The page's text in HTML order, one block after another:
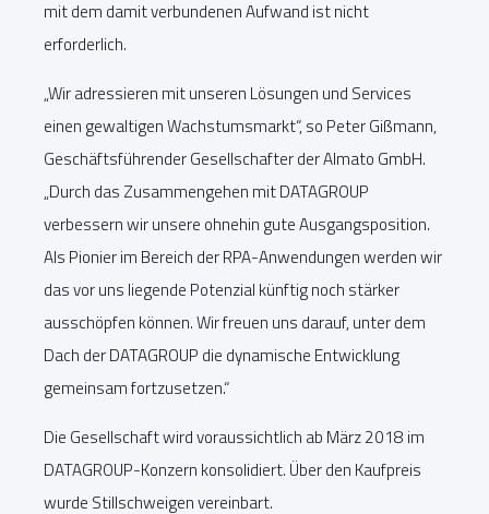
mit dem damit verbundenen Aufwand ist nicht
erforderlich.
„Wir adressieren mit unseren Lösungen und Services
einen gewaltigen Wachstumsmarkt“, so Peter Gißmann,
Geschäftsführender Gesellschafter der Almato GmbH.
„Durch das Zusammengehen mit DATAGROUP
verbessern wir unsere ohnehin gute Ausgangsposition.
Als Pionier im Bereich der RPA-Anwendungen werden wir
das vor uns liegende Potenzial künftig noch stärker
ausschöpfen können. Wir freuen uns darauf, unter dem
Dach der DATAGROUP die dynamische Entwicklung
gemeinsam fortzusetzen.“
Die Gesellschaft wird voraussichtlich ab März 2018 im
DATAGROUP-Konzern konsolidiert. Über den Kaufpreis
wurde Stillschweigen vereinbart.